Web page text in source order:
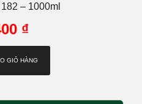
– 1000ml
₫
GIỎ HÀNG